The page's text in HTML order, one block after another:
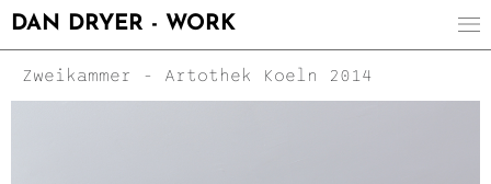
DAN DRYER - WORK
Zweikammer - Artothek Koeln 2014